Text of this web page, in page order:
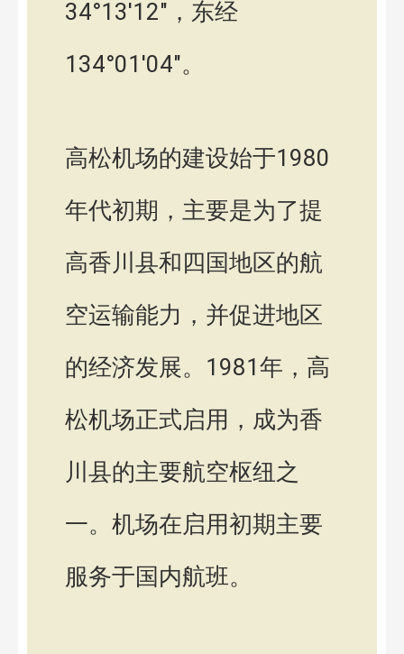
34°13′12″，东经
134°01′04″。
高松机场的建设始于1980
年代初期，主要是为了提
高香川县和四国地区的航
空运输能力，并促进地区
的经济发展。1981年，高
松机场正式启用，成为香
川县的主要航空枢纽之
一。机场在启用初期主要
服务于国内航班。